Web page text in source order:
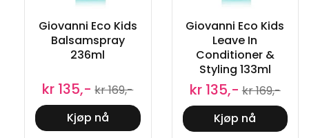
Giovanni Eco Kids
Balsamspray
236ml
kr 135,- kr 169,-
Kjøp nå
Giovanni Eco Kids
Leave In
Conditioner &
Styling 133ml
kr 135,- kr 169,-
Kjøp nå